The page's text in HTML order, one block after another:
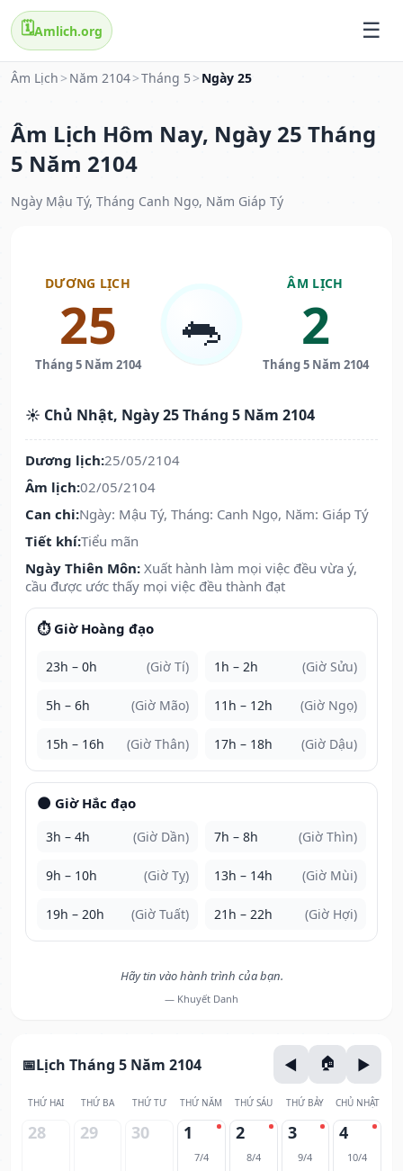
🗓️Amlich.org
Âm Lịch > Năm 2104>Tháng 5 > Ngày 25
Âm Lịch Hôm Nay, Ngày 25 Tháng
5 Năm 2104
Ngày Mậu Tý, Tháng Canh Ngọ, Năm Giáp Tý
DƯƠNG LỊCH
25
Tháng 5 Năm 2104
🐀
ÂM LỊCH
2
Tháng 5 Năm 2104
☀️ Chủ Nhật, Ngày 25 Tháng 5 Năm 2104
Dương lịch:25/05/2104
Âm lịch:02/05/2104
Can chi:Ngày: Mậu Tý, Tháng: Canh Ngọ, Năm: Giáp Tý
Tiết khí:Tiểu mãn
Ngày Thiên Môn: Xuất hành làm mọi việc đều vừa ý,
cầu được ước thấy mọi việc đều thành đạt
⏱️ Giờ Hoàng đạo
23h – 0h (Giờ Tí) 1h – 2h (Giờ Sửu)
5h – 6h (Giờ Mão) 11h – 12h (Giờ Ngọ)
15h – 16h (Giờ Thân) 17h – 18h (Giờ Dậu)
🌑 Giờ Hắc đạo
3h – 4h (Giờ Dần) 7h – 8h (Giờ Thìn)
9h – 10h (Giờ Tỵ) 13h – 14h (Giờ Mùi)
19h – 20h (Giờ Tuất) 21h – 22h (Giờ Hợi)
Hãy tin vào hành trình của bạn.
— Khuyết Danh
Lịch Tháng 5 Năm 2104
THỨ HAI THỨ BA THỨ TƯ THỨ NĂM THỨ SÁU THỨ BẢY CHỦ NHẬT
28 29 30 1
7/4
2
8/4
3
9/4
4
10/4